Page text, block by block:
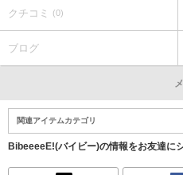
クチコミ (0)
ブログ
関連アイテムカテゴリ
BibeeeeE!(バイビー)の情報をお友達に